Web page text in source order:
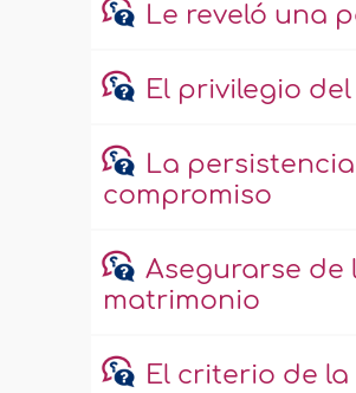
Le reveló una
El privilegio
La
compromiso
Asegurarse
matrimonio
El criterio de